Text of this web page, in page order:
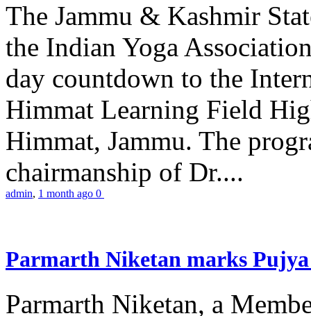
The Jammu & Kashmir
the Indian Yoga
day countdown to the
Himmat Learning Field
Himmat, Jammu. The
chairmanship of Dr....
admin, 1 month ago 0
Parmarth Niketan marks
Parmarth Niketan, a